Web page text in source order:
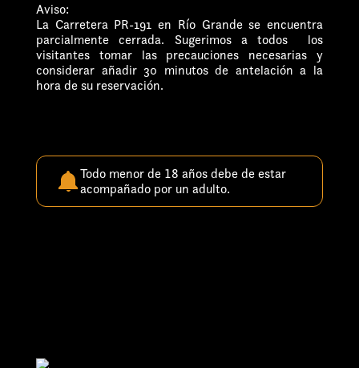
Aviso:
La Carretera PR-191 en Río Grande se encuentra
parcialmente cerrada. Sugerimos a todos
los
visitantes tomar las precauciones necesarias y
considerar añadir 30 minutos de antelación a la
hora de su reservación.
Todo menor de 18 años debe de estar
acompañado por un adulto.